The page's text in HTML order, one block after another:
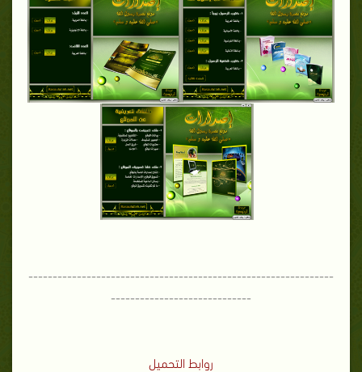
---------------------------------------------------------------
-----------------------------
روابط التحميل